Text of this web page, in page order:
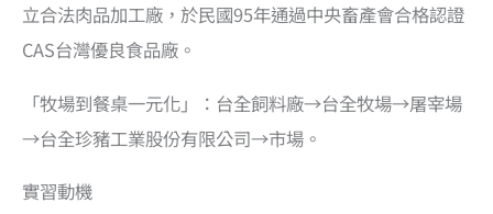
立合法肉品加工廠，於民國95年通過中央畜產會合格認證
CAS台灣優良食品廠。
「牧場到餐桌一元化」：台全飼料廠→台全牧場→屠宰場
→台全珍豬工業股份有限公司→市場。
實習動機